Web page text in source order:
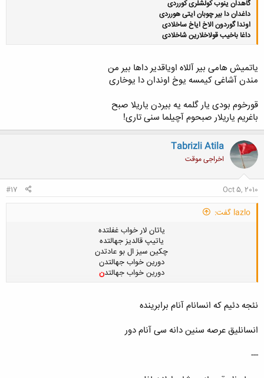
گاهدان ینوب کولشلری کورردی
داغدان دا بیر چوبان ایتی هورردی
اوندا گوردون الاخ ایاخ ساخلادی
داغا باخیب قولاخلارین شاخلادی
ياتميش هامی بير آللاه اوياقدير داها بير من
مندن آشاغی کيمسه يوخ اوندان دا يوخاری
قورخوم بودی يار گلمه يه بيردن ياريلا صبح
باغريم ياريلار صبحوم آچيلما سنی تاری!
Tabrizli Atila
اخراجی موقت
Oct 5, 2010
#17
lazlo گفت:
یاتان لار خواب غفلتده
یاتیپ قالدیز جهالتده
چکین سیز ال بو عادتدن
دورین خواب جهالتدن
دورین خواب جهالتدن
کلیک کنید تا باز شود...نئجه دئیم که انسانام آنام برابرینده
انسانلیق عرصه سنین دانه سی آنام دور
---